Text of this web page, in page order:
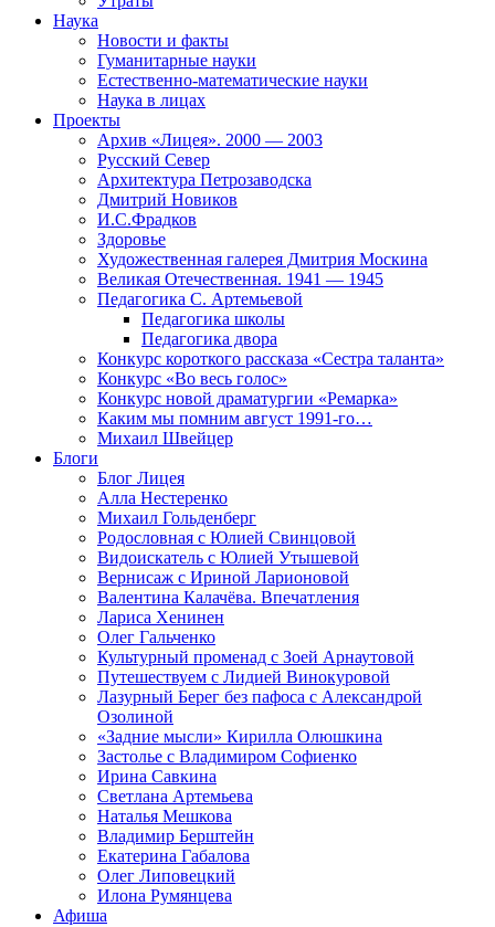
Наука
Новости и факты
Гуманитарные науки
Естественно-математические науки
Наука в лицах
Проекты
Архив «Лицея». 2000 — 2003
Русский Север
Архитектура Петрозаводска
Дмитрий Новиков
И.С.Фрадков
Здоровье
Художественная галерея Дмитрия Москина
Великая Отечественная. 1941 — 1945
Педагогика С. Артемьевой
Педагогика школы
Педагогика двора
Конкурс короткого рассказа «Сестра таланта»
Конкурс «Во весь голос»
Конкурс новой драматургии «Ремарка»
Каким мы помним август 1991-го…
Михаил Швейцер
Блоги
Блог Лицея
Алла Нестеренко
Михаил Гольденберг
Родословная с Юлией Свинцовой
Видоискатель с Юлией Утышевой
Вернисаж с Ириной Ларионовой
Валентина Калачёва. Впечатления
Лариса Хенинен
Олег Гальченко
Культурный променад с Зоей Арнаутовой
Путешествуем с Лидией Винокуровой
Лазурный Берег без пафоса с Александрой
Озолиной
«Задние мысли» Кирилла Олюшкина
Застолье с Владимиром Софиенко
Ирина Савкина
Светлана Артемьева
Наталья Мешкова
Владимир Берштейн
Екатерина Габалова
Олег Липовецкий
Илона Румянцева
Афиша